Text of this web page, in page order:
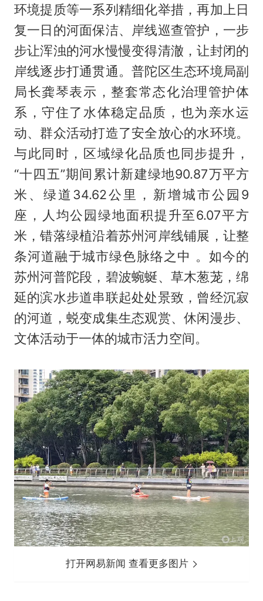
环境提质等一系列精细化举措，再加上日
复一日的河面保洁、岸线巡查管护，一步
步让浑浊的河水慢慢变得清澈，让封闭的
岸线逐步打通贯通。普陀区生态环境局副
局长龚琴表示，整套常态化治理管护体
系，守住了水体稳定品质，也为亲水运
动、群众活动打造了安全放心的水环境。
与此同时，区域绿化品质也同步提升，
“十四五”期间累计新建绿地90.87万平方
米、绿道34.62公里，新增城市公园9
座，人均公园绿地面积提升至6.07平方
米，错落绿植沿着苏州河岸线铺展，让整
条河道融于城市绿色脉络之中 。如今的
苏州河普陀段，碧波蜿蜒、草木葱茏，绵
延的滨水步道串联起处处景致，曾经沉寂
的河道，蜕变成集生态观赏、休闲漫步、
文体活动于一体的城市活力空间。
打开网易新闻 查看更多图片